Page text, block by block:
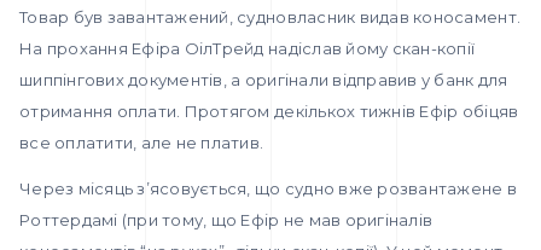
Товар був завантажений, судновласник видав коносамент.
На прохання Ефіра ОілТрейд надіслав йому скан-копії
шиппінгових документів, а оригінали відправив у банк для
отримання оплати. Протягом декількох тижнів Ефір обіцяв
все оплатити, але не платив.
Через місяць з’ясовується, що судно вже розвантажене в
Роттердамі (при тому, що Ефір не мав оригіналів